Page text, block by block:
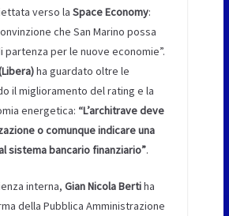
verso la Space Economy:
che San Marino possa
per le nuove economie”.
ha guardato oltre le
il miglioramento del rating e la
energetica: “L’architrave deve
o comunque indicare una
sistema bancario finanziario”.
interna, Gian Nicola Bertiha
della Pubblica Amministrazione